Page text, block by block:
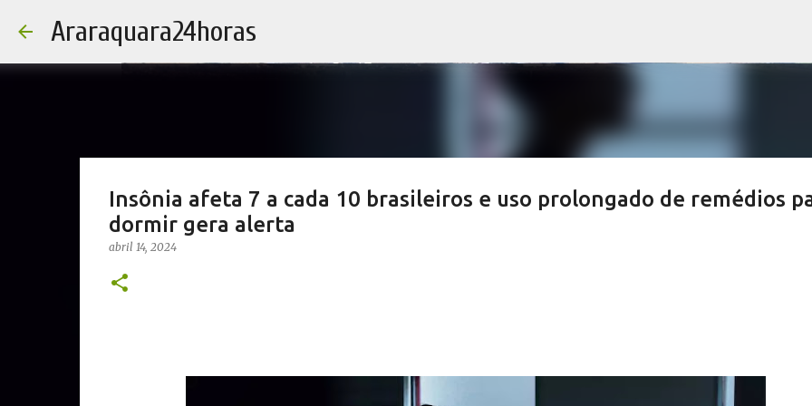
Araraquara24horas
Insônia afeta 7 a cada 10 brasileiros e uso prolongado de remédios
dormir gera alerta
abril 14, 2024